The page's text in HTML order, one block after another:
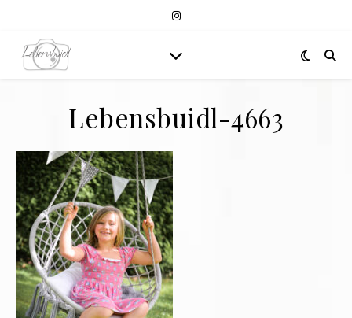
Lebensbuidl-4663